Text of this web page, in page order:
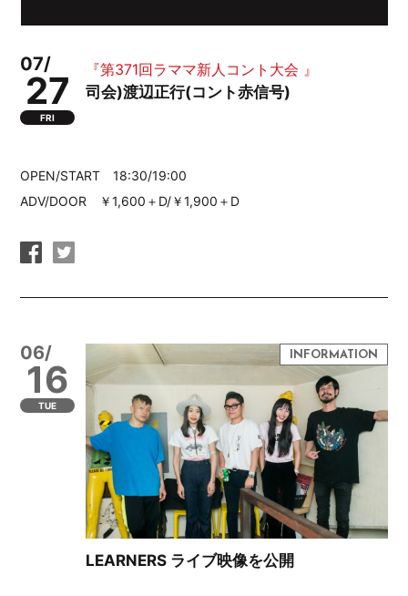
07/
27
FRI
『第371回ラママ新人コント大会 』
司会)渡辺正行(コント赤信号)
OPEN/START 18:30/19:00
ADV/DOOR ￥1,600＋D/￥1,900＋D
06/
16
TUE
LEARNERS ライブ映像を公開